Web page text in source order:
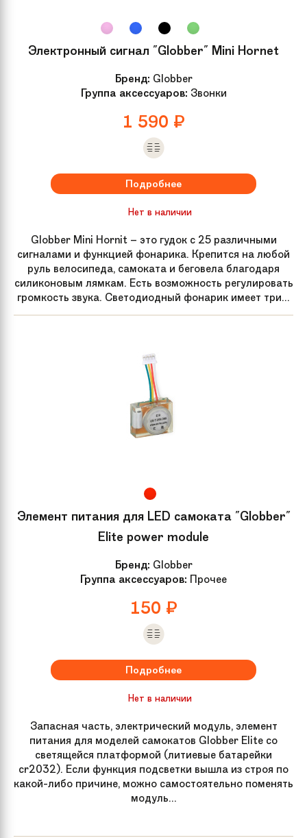
Электронный сигнал "Globber" Mini Hornet
Бренд: Globber
Группа аксессуаров: Звонки
1 590 ₽
Подробнее
Нет в наличии
Globber Mini Hornit – это гудок с 25 различными
сигналами и функцией фонарика. Крепится на любой
руль велосипеда, самоката и беговела благодаря
силиконовым лямкам. Есть возможность регулировать
громкость звука. Светодиодный фонарик имеет три...
Элемент питания для LED самоката "Globber"
Elite power module
Бренд: Globber
Группа аксессуаров: Прочее
150 ₽
Подробнее
Нет в наличии
Запасная часть, электрический модуль, элемент
питания для моделей самокатов Globber Elite со
светящейся платформой (литиевые батарейки
cr2032). Если функция подсветки вышла из строя по
какой-либо причине, можно самостоятельно поменять
модуль...